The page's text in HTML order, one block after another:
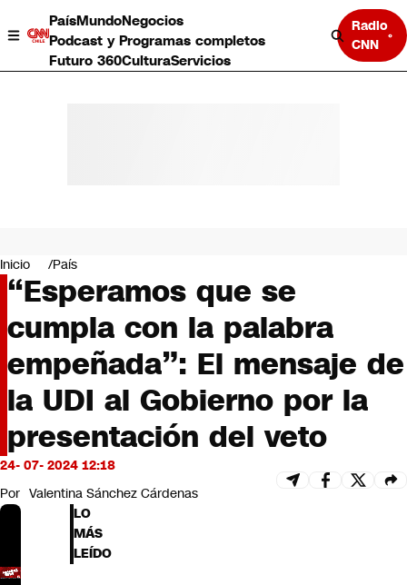
PaísMundoNegocios
Podcast y Programas completos
Futuro 360CulturaServicios
Radio
CNN
Negocios
Deportes
Programas completos
Cultura
Servicios
Bits
CNN Data
CNN tiempo
Opinión
Inicio País
“Esperamos que se
cumpla con la palabra
empeñada”: El mensaje de
la UDI al Gobierno por la
presentación del veto
24- 07- 2024 12:18
Por Valentina Sánchez Cárdenas
LO
MÁS
LEÍDO